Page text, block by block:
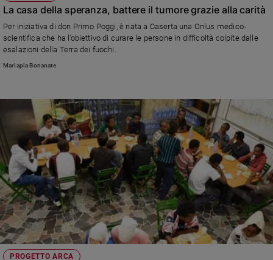
La casa della speranza, battere il tumore grazie alla carità
Per iniziativa di don Primo Poggi, è nata a Caserta una Onlus medico-
scientifica che ha l’obiettivo di curare le persone in difficoltà colpite dalle
esalazioni della Terra dei fuochi.
Mariapia Bonanate
PROGETTO ARCA